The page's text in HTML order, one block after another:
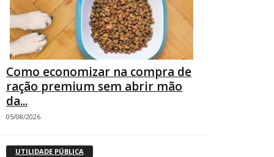
Como economizar na compra de
ração premium sem abrir mão
da...
05/08/2026
UTILIDADE PÚBLICA